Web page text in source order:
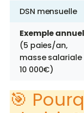
DSN mensuelle
Exemple annuel
(5 paies/an,
masse salariale
10 000€)
🎯